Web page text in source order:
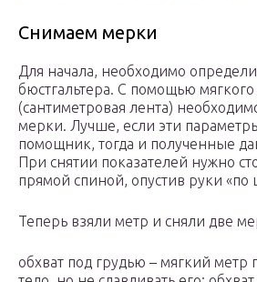
Снимаем мерки
Для начала, необходимо
бюстгальтера. С помощью мягкого
(сантиметровая лента)
мерки. Лучше, если эти
помощник, тогда и полученные
При снятии показателей нужно
прямой спиной, опустив руки «по
Теперь взяли метр и сняли две
обхват под грудью – мягкий метр